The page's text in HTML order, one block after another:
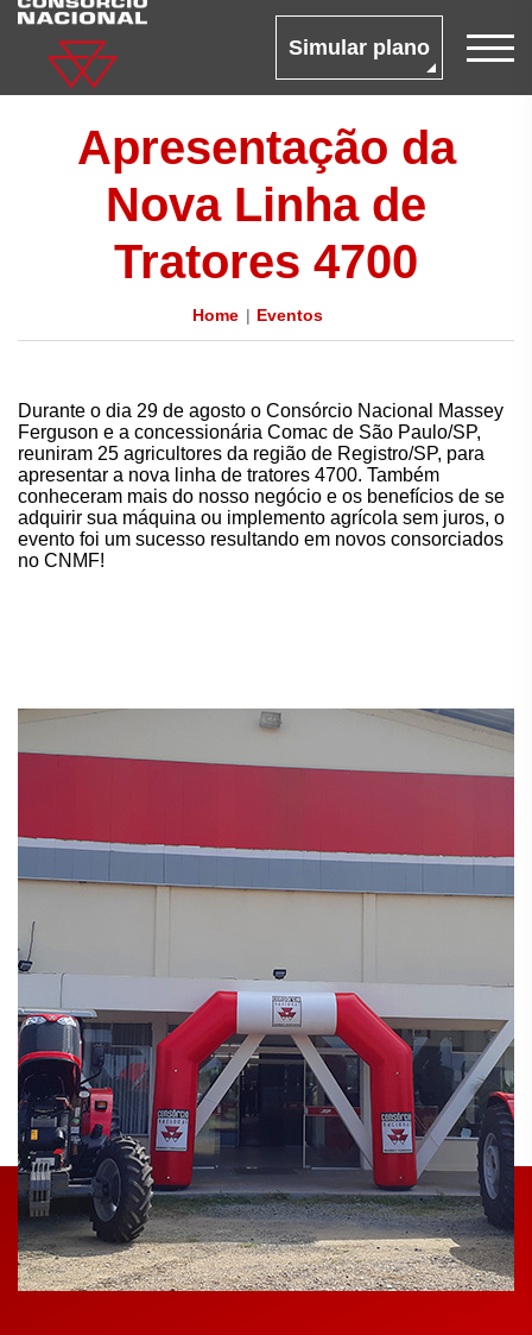
Simular plano
Apresentação da
Nova Linha de
Tratores 4700
Home Eventos
Durante o dia 29 de agosto o Consórcio Nacional Massey
Ferguson e a concessionária Comac de São Paulo/SP,
reuniram 25 agricultores da região de Registro/SP, para
apresentar a nova linha de tratores 4700. Também
conheceram mais do nosso negócio e os benefícios de se
adquirir sua máquina ou implemento agrícola sem juros, o
evento foi um sucesso resultando em novos consorciados
no CNMF!